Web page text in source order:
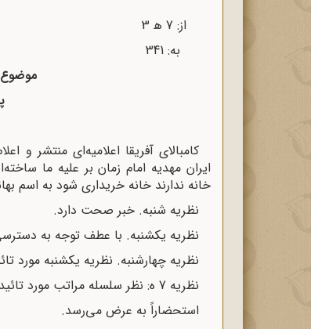
از: 7 ﻫ 3 تاریخ: 5 / 11 / 36
به: 341 شماره: 15157 / ه‌3
موضوع:
کامبالای آفریقا اعلامیه‌ای منتشر و
خانه ندارند خانه خریداری شود به اسم
نظریه شنبه. خبر صحت دارد.
نظریه یکشنبه. با عطف توجه به
نظریه چهارشنبه. نظریه یکشنبه مورد
نظریه 7 ه‌: نظر سلسله مراتب مورد تائید است.
استحضاراً به عرض می‌رسد.